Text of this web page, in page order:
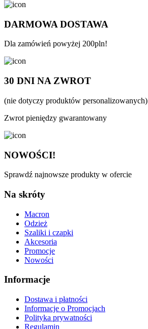
DARMOWA DOSTAWA
Dla zamówień powyżej 200pln!
30 DNI NA ZWROT
(nie dotyczy produktów personalizowanych)
Zwrot pieniędzy gwarantowany
NOWOŚCI!
Sprawdź najnowsze produkty w ofercie
Na skróty
Macron
Odzież
Szaliki i czapki
Akcesoria
Promocje
Nowości
Informacje
Dostawa i płatności
Informacje o Promocjach
Polityka prywatności
Regulamin